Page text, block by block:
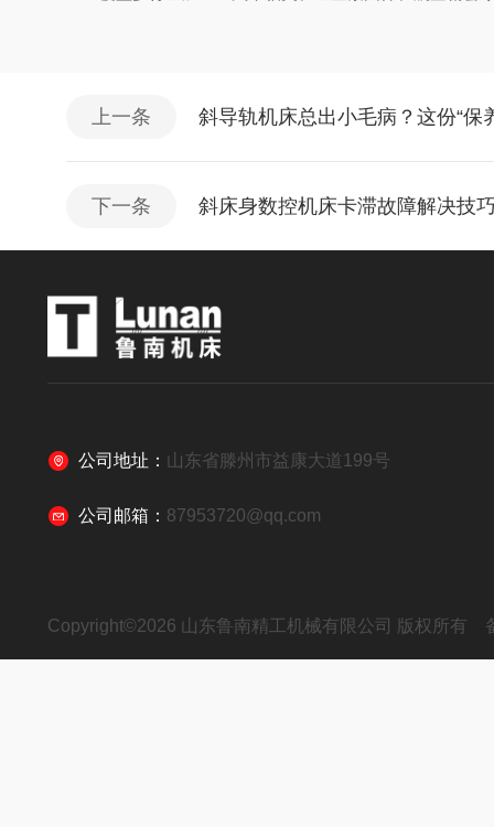
上一条 斜导轨机床总出小毛病？这份“保
下一条 斜床身数控机床卡滞故障解决技
公司地址： 山东省滕州市益康大道199号
公司邮箱： 87953720@qq.com
Copyright©2026 山东鲁南精工机械有限公司 版权所有